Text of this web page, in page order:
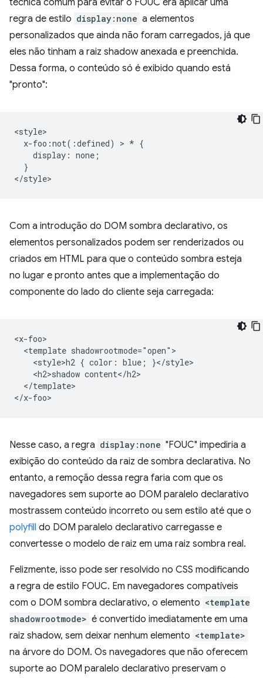
técnica comum para evitar o FOUC era aplicar uma
regra de estilo display:none a elementos
personalizados que ainda não foram carregados, já que
eles não tinham a raiz shadow anexada e preenchida.
Dessa forma, o conteúdo só é exibido quando está
"pronto":
<style>
  x-foo:not(:defined) > * {
    display: none;
  }
Com a introdução do DOM sombra declarativo, os
elementos personalizados podem ser renderizados ou
criados em HTML para que o conteúdo sombra esteja
no lugar e pronto antes que a implementação do
componente do lado do cliente seja carregada:
<x-foo>
  <template shadowrootmode="open">
    <style>h2 { color: blue; }</style>
    <h2>shadow content</h2>
  </template>
Nesse caso, a regra display:none "FOUC" impediria a
exibição do conteúdo da raiz de sombra declarativa. No
entanto, a remoção dessa regra faria com que os
navegadores sem suporte ao DOM paralelo declarativo
mostrassem conteúdo incorreto ou sem estilo até que o
polyfill do DOM paralelo declarativo carregasse e
convertesse o modelo de raiz em uma raiz sombra real.
Felizmente, isso pode ser resolvido no CSS modificando
a regra de estilo FOUC. Em navegadores compatíveis
com o DOM sombra declarativo, o elemento <template
shadowrootmode> é convertido imediatamente em uma
raiz shadow, sem deixar nenhum elemento <template>
na árvore do DOM. Os navegadores que não oferecem
suporte ao DOM paralelo declarativo preservam o